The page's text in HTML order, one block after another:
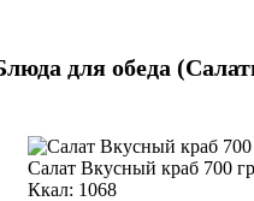
для обеда
Салат Вкусный краб 700
Ккал: 1068